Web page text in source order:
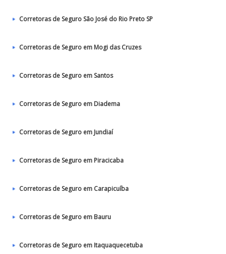
Corretoras de Seguro São José do Rio Preto SP
Corretoras de Seguro em Mogi das Cruzes
Corretoras de Seguro em Santos
Corretoras de Seguro em Diadema
Corretoras de Seguro em Jundiaí
Corretoras de Seguro em Piracicaba
Corretoras de Seguro em Carapicuíba
Corretoras de Seguro em Bauru
Corretoras de Seguro em Itaquaquecetuba